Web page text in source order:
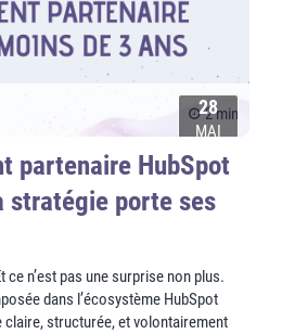
28
MAI
2 min
partenaire HubSpot
stratégie porte ses
ce n’est pas une surprise non plus.
dans l’écosystème HubSpot
structurée, et volontairement